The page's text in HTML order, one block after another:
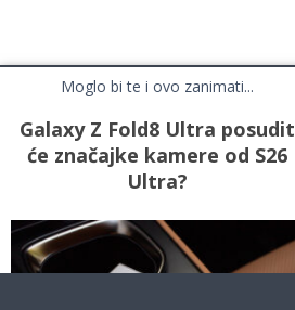
Moglo bi te i ovo zanimati...
Galaxy Z Fold8 Ultra posudit
će značajke kamere od S26
Ultra?
Testovi / Recenzije
Top Liste
Cafe Mobil